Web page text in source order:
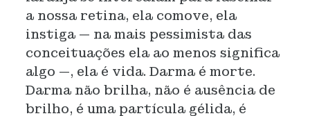
a nossa retina, ela comove, ela
instiga — na mais pessimista das
conceituações ela ao menos significa
algo —, ela é vida. Darma é morte.
Darma não brilha, não é ausência de
brilho, é uma partícula gélida, é